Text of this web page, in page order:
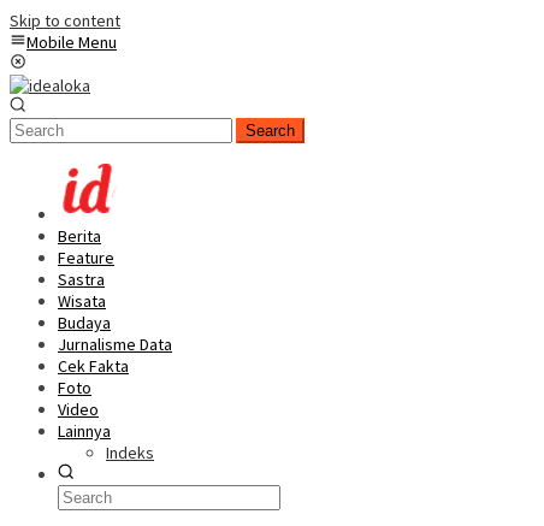
Skip to content
Mobile Menu
Search
Berita
Feature
Sastra
Wisata
Budaya
Jurnalisme Data
Cek Fakta
Foto
Video
Lainnya
Indeks